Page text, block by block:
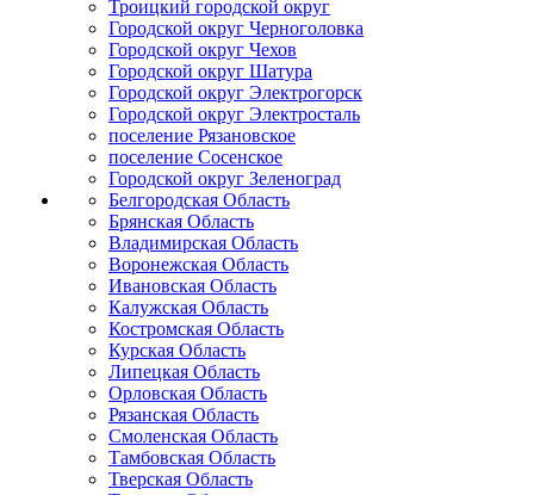
Троицкий городской округ
Городской округ Черноголовка
Городской округ Чехов
Городской округ Шатура
Городской округ Электрогорск
Городской округ Электросталь
поселение Рязановское
поселение Сосенское
Городской округ Зеленоград
Белгородская Область
Брянская Область
Владимирская Область
Воронежская Область
Ивановская Область
Калужская Область
Костромская Область
Курская Область
Липецкая Область
Орловская Область
Рязанская Область
Смоленская Область
Тамбовская Область
Тверская Область